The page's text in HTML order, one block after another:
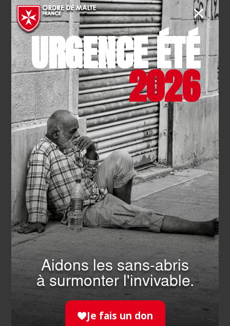
SANITAIRE -MÉDICO-SOCIAL- 13.05.2026
Champions de France : les
judokas de la maison jeanne
d’arc brillent à Laon
EN SAVOIR PLUS
URGENCE ÉTÉ
2026
Aidons les sans-abris
à surmonter l'invivable.
Je fais un don